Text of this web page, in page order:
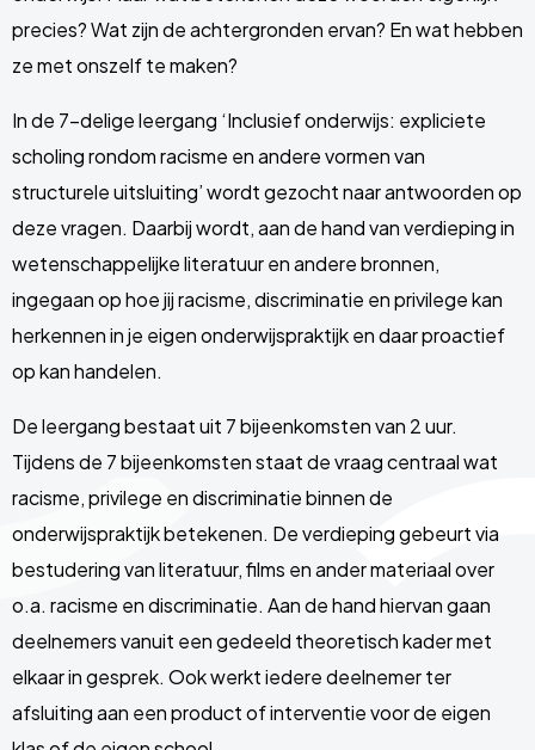
precies? Wat zijn de achtergronden ervan? En wat hebben
ze met onszelf te maken?
In de 7-delige leergang ‘Inclusief onderwijs: expliciete
scholing rondom racisme en andere vormen van
structurele uitsluiting’ wordt gezocht naar antwoorden op
deze vragen. Daarbij wordt, aan de hand van verdieping in
wetenschappelijke literatuur en andere bronnen,
ingegaan op hoe jij racisme, discriminatie en privilege kan
herkennen in je eigen onderwijspraktijk en daar proactief
op kan handelen.
De leergang bestaat uit 7 bijeenkomsten van 2 uur.
Tijdens de 7 bijeenkomsten staat de vraag centraal wat
racisme, privilege en discriminatie binnen de
onderwijspraktijk betekenen. De verdieping gebeurt via
bestudering van literatuur, films en ander materiaal over
o.a. racisme en discriminatie. Aan de hand hiervan gaan
deelnemers vanuit een gedeeld theoretisch kader met
elkaar in gesprek. Ook werkt iedere deelnemer ter
afsluiting aan een product of interventie voor de eigen